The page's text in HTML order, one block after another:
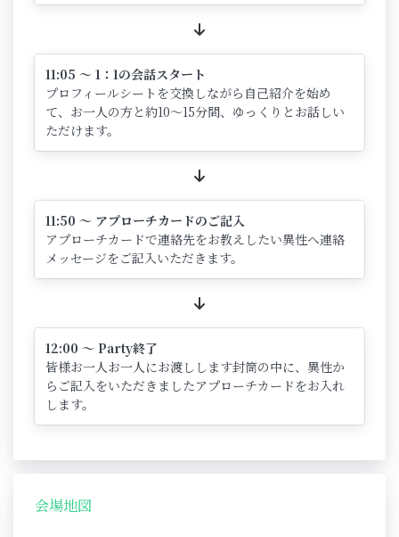
11:05 ～ 1：1の会話スタート
プロフィールシートを交換しながら自己紹介を始め
て、お一人の方と約10～15分間、ゆっくりとお話しい
ただけます。
11:50 ～ アプローチカードのご記入
アプローチカードで連絡先をお教えしたい異性へ連絡
メッセージをご記入いただきます。
12:00 ～ Party終了
皆様お一人お一人にお渡しします封筒の中に、異性か
らご記入をいただきましたアプローチカードをお入れ
します。
会場地図